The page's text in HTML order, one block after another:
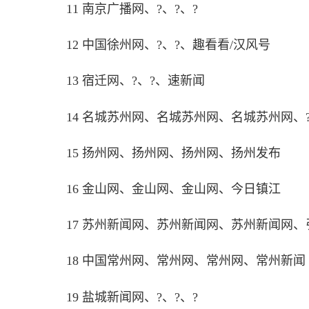
11 南京广播网、?、?、?
12 中国徐州网、?、?、趣看看/汉风号
13 宿迁网、?、?、速新闻
14 名城苏州网、名城苏州网、名城苏州网、
15 扬州网、扬州网、扬州网、扬州发布
16 金山网、金山网、金山网、今日镇江
17 苏州新闻网、苏州新闻网、苏州新闻网、
18 中国常州网、常州网、常州网、常州新闻
19 盐城新闻网、?、?、?